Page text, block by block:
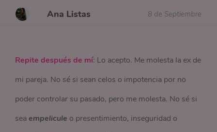
Ana Listas 8 de Septiembre
Repite después de mí: Lo acepto. Me molesta la ex de
mi pareja. No sé si sean celos o impotencia por no
poder controlar su pasado, pero me molesta. No sé si
seaempelicule o presentimiento, inseguridad o